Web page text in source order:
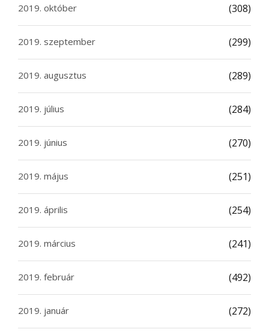
2019. október (308)
2019. szeptember (299)
2019. augusztus (289)
2019. július (284)
2019. június (270)
2019. május (251)
2019. április (254)
2019. március (241)
2019. február (492)
2019. január (272)